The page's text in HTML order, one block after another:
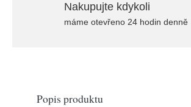
Nakupujte kdykoli
máme otevřeno 24 hodin denně
Popis produktu